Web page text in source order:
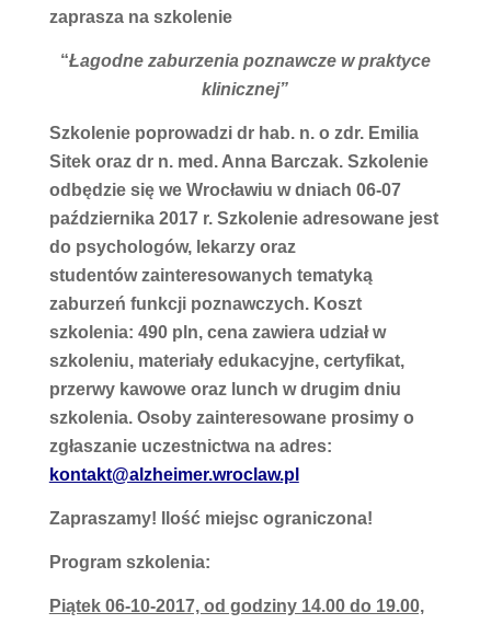
zaprasza na szkolenie
“Łagodne zaburzenia poznawcze w praktyce
klinicznej”
Szkolenie poprowadzi dr hab. n. o zdr. Emilia
Sitek oraz dr n. med. Anna Barczak. Szkolenie
odbędzie się we Wrocławiu w dniach 06-07
października 2017 r. Szkolenie adresowane jest
do psychologów, lekarzy oraz
studentów zainteresowanych tematyką
zaburzeń funkcji poznawczych. Koszt
szkolenia: 490 pln, cena zawiera udział w
szkoleniu, materiały edukacyjne, certyfikat,
przerwy kawowe oraz lunch w drugim dniu
szkolenia. Osoby zainteresowane prosimy o
zgłaszanie uczestnictwa na adres:
kontakt@alzheimer.wroclaw.pl
Zapraszamy! Ilość miejsc ograniczona!
Program szkolenia:
Piątek 06-10-2017, od godziny 14.00 do 19.00,